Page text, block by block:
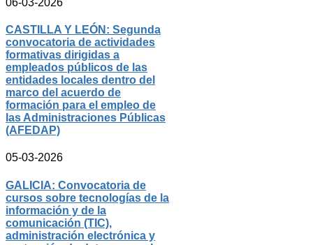
06-03-2026
CASTILLA Y LEÓN: Segunda
convocatoria de actividades
formativas dirigidas a
empleados públicos de las
entidades locales dentro del
marco del acuerdo de
formación para el empleo de
las Administraciones Públicas
(AFEDAP)
05-03-2026
GALICIA: Convocatoria de
cursos sobre tecnologías de la
información y de la
comunicación (TIC),
administración electrónica y